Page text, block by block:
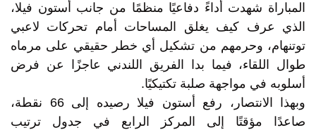
المباراة شهدت أداءً دفاعيًا منظمًا من جانب أستون فيلا،
الذي عرف كيف يغلق المساحات أمام تحركات لاعبي
توتنهام، وحرمهم من تشكيل أي خطر حقيقي على مرماه
طوال اللقاء، فيما بدا الفريق اللندني عاجزًا عن فرض
أسلوبه في مواجهة صلبة تكتيكيًا.
وبهذا الانتصار، رفع أستون فيلا رصيده إلى 66 نقطة،
صاعدًا مؤقتًا إلى المركز الرابع في جدول ترتيب